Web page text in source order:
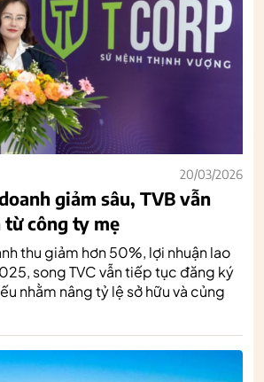
20/03/2026
giảm sâu, TVB vẫn
công ty mẹ
thu giảm hơn 50%, lợi nhuận lao
song TVC vẫn tiếp tục đăng ký
nhằm nâng tỷ lệ sở hữu và củng